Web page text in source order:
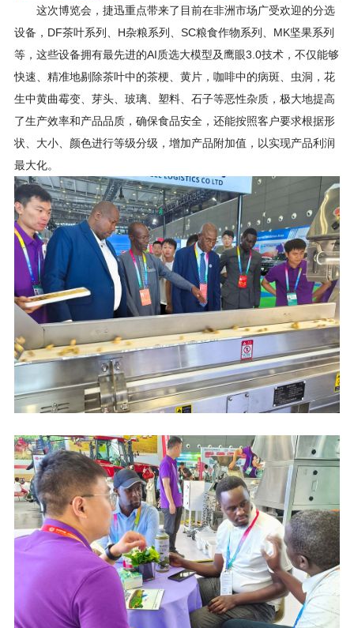
这次博览会，捷迅重点带来了目前在非洲市场广受欢迎的分选
设备，DF茶叶系列、H杂粮系列、SC粮食作物系列、MK坚果系列
等，这些设备拥有最先进的AI质选大模型及鹰眼3.0技术，不仅能够
快速、精准地剔除茶叶中的茶梗、黄片，咖啡中的病斑、虫洞，花
生中黄曲霉变、芽头、玻璃、塑料、石子等恶性杂质，极大地提高
了生产效率和产品品质，确保食品安全，还能按照客户要求根据形
状、大小、颜色进行等级分级，增加产品附加值，以实现产品利润
最大化。